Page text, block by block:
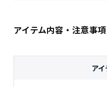
アイテム内容・注意事項
ア